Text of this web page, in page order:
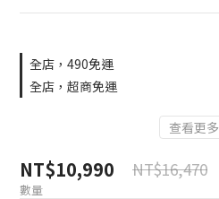
全店，490免運
全店，超商免運
查看更多
NT$10,990 NT$16,470
數量